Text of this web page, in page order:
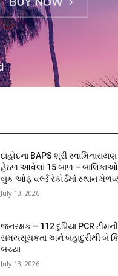
દાહોદના BAPS શ્રી
હેઠળ આવેલાં 15 બાળ –
બુક ઓફ વર્લ્ડ રેકોર્ડમાં સ્થાન
July 13, 2026
જનરક્ષક – 112 દુધિયા PCR ટીમની
સમયસૂચકતા અને બહાદુરીથી બે
બચ્યા
July 13, 2026